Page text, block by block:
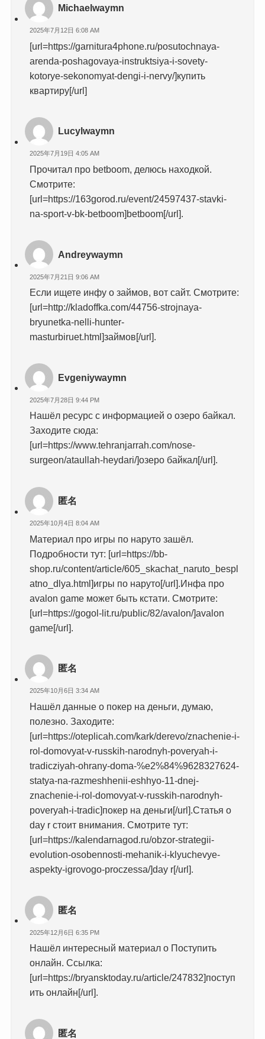
Michaelwaymn
2025年7月12日 6:08 AM
[url=https://garnitura4phone.ru/posutochnaya-
arenda-poshagovaya-instruktsiya-i-sovety-
kotorye-sekonomyat-dengi-i-nervy/]купить
квартиру[/url]
Lucylwaymn
2025年7月19日 4:05 AM
Прочитал про betboom, делюсь находкой.
Смотрите:
[url=https://163gorod.ru/event/24597437-stavki-
na-sport-v-bk-betboom]betboom[/url].
Andreywaymn
2025年7月21日 9:06 AM
Если ищете инфу о займов, вот сайт. Смотрите:
[url=http://kladoffka.com/44756-strojnaya-
bryunetka-nelli-hunter-
masturbiruet.html]займов[/url].
Evgeniywaymn
2025年7月28日 9:44 PM
Нашёл ресурс с информацией о озеро байкал.
Заходите сюда:
[url=https://www.tehranjarrah.com/nose-
surgeon/ataullah-heydari/]озеро байкал[/url].
匿名
2025年10月4日 8:04 AM
Материал про игры по наруто зашёл.
Подробности тут: [url=https://bb-
shop.ru/content/article/605_skachat_naruto_bespl
atno_dlya.html]игры по наруто[/url].Инфа про
avalon game может быть кстати. Смотрите:
[url=https://gogol-lit.ru/public/82/avalon/]avalon
game[/url].
匿名
2025年10月6日 3:34 AM
Нашёл данные о покер на деньги, думаю,
полезно. Заходите:
[url=https://oteplicah.com/kark/derevo/znachenie-i-
rol-domovyat-v-russkih-narodnyh-poveryah-i-
tradicziyah-ohrany-doma-%e2%84%9628327624-
statya-na-razmeshhenii-eshhyo-11-dnej-
znachenie-i-rol-domovyat-v-russkih-narodnyh-
poveryah-i-tradic]покер на деньги[/url].Статья о
day r стоит внимания. Смотрите тут:
[url=https://kalendarnagod.ru/obzor-strategii-
evolution-osobennosti-mehanik-i-klyuchevye-
aspekty-igrovogo-proczessa/]day r[/url].
匿名
2025年12月6日 6:35 PM
Нашёл интересный материал о Поступить
онлайн. Ссылка:
[url=https://bryansktoday.ru/article/247832]поступ
ить онлайн[/url].
匿名